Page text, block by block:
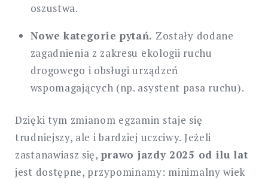
oszustwa.
Nowe kategorie pytań. Zostały dodane
zagadnienia z zakresu ekologii ruchu
drogowego i obsługi urządzeń
wspomagających (np. asystent pasa ruchu).
Dzięki tym zmianom egzamin staje się
trudniejszy, ale i bardziej uczciwy. Jeżeli
zastanawiasz się, prawo jazdy 2025 od ilu lat
jest dostępne, przypominamy: minimalny wiek